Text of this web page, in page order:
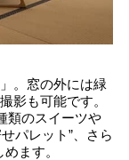
。窓の外には緑
影も可能です。
類のスイーツや
パレット”、さら
ます。